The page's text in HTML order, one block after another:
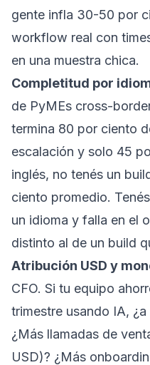
gente infla 30-50 por
workflow real con
en una muestra chica.
Completitud por
de PyMEs cross-
termina 80 por ciento
escalación y solo 45
inglés, no tenés un
ciento promedio.
un idioma y falla en el
distinto al de un build
Atribución USD y
CFO. Si tu equipo
trimestre usando IA,
¿Más llamadas de
USD)? ¿Más